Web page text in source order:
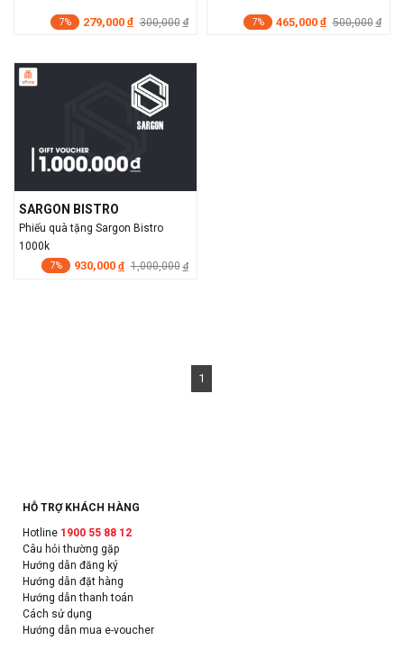
7% 279,000 đ 300,000 đ 7% 465,000 đ 500,000 đ
SARGON BISTRO
Phiếu quà tặng Sargon Bistro
1000k
7% 930,000 đ 1,000,000 đ
1
HỖ TRỢ KHÁCH HÀNG
Hotline 1900 55 88 12
Câu hỏi thường gặp
Hướng dẫn đăng ký
Hướng dẫn đặt hàng
Hướng dẫn thanh toán
Cách sử dụng
Hướng dẫn mua e-voucher